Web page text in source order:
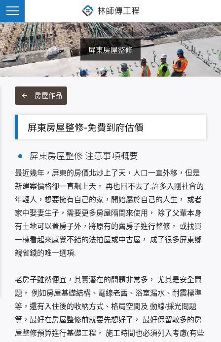
屏東房屋整修
房屋作品
屏東房屋整修-免費到府估價
屏東房屋整修 注意事項概要
最近幾年，屏東的房價北炒上了天，人口一直外移，但是
新建案價格卻一直飆上天， 再也回不去了.許多入剛社會的
年輕人，想要擁有自己的家，開始屬於自己的人生， 或者
家中娶妻生子，需要更多房屋隔間來使用， 除了父輩本身
有土地可以蓋房子外，將原有的舊房子進行整修， 或找買
一棟看起來感覺不錯的法拍屋或中古屋， 成了很多屏東鄉
親省錢的唯一選項.
老房子雖然便宜，其實潛在的問題非常多， 尤其是安全問
題， 例如房屋基礎結構、電線老舊、浴室漏水、耐震標準
等，還有入住後的收納方式、格局空間及 動線/採光問題
等，最好在房屋整修前就要先想好了， 最好保留較多的房
屋整修預算進行基礎工程， 施工時間也必須列入考慮(有些